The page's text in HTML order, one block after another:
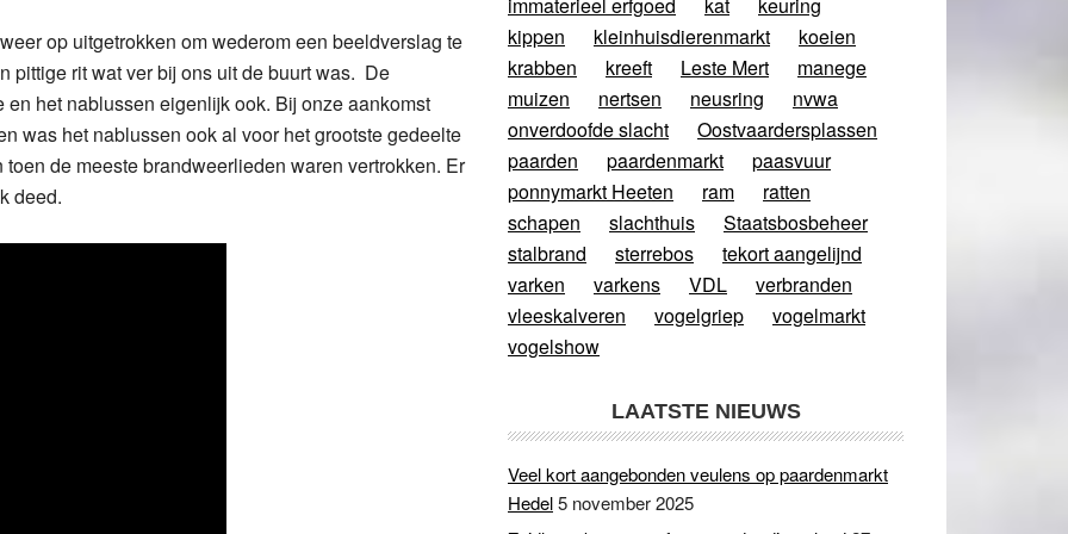
op uitgetrokken om wederom een beeldverslag te
pittige rit wat ver bij ons uit de buurt was. De
het nablussen eigenlijk ook. Bij onze aankomst
was het nablussen ook al voor het grootste gedeelte
de meeste brandweerlieden waren vertrokken. Er
deed.
kippen
kleinhuisdierenmarkt
koeien
krabben
kreeft Leste Mert
manege
muizen
nertsen neusring
nvwa
onverdoofde slacht
Oostvaardersplassen
paarden
paardenmarkt
paasvuur
ponnymarkt Heeten
ram
ratten
schapen
slachthuis
Staatsbosbeheer
stalbrand
sterrebos
tekort aangelijnd
varken
varkens VDL
verbranden
vleeskalveren
vogelgriep
vogelmarkt
vogelshow
LAATSTE NIEUWS
Veel kort aangebonden veulens op paardenmarkt
Hedel5 november 2025